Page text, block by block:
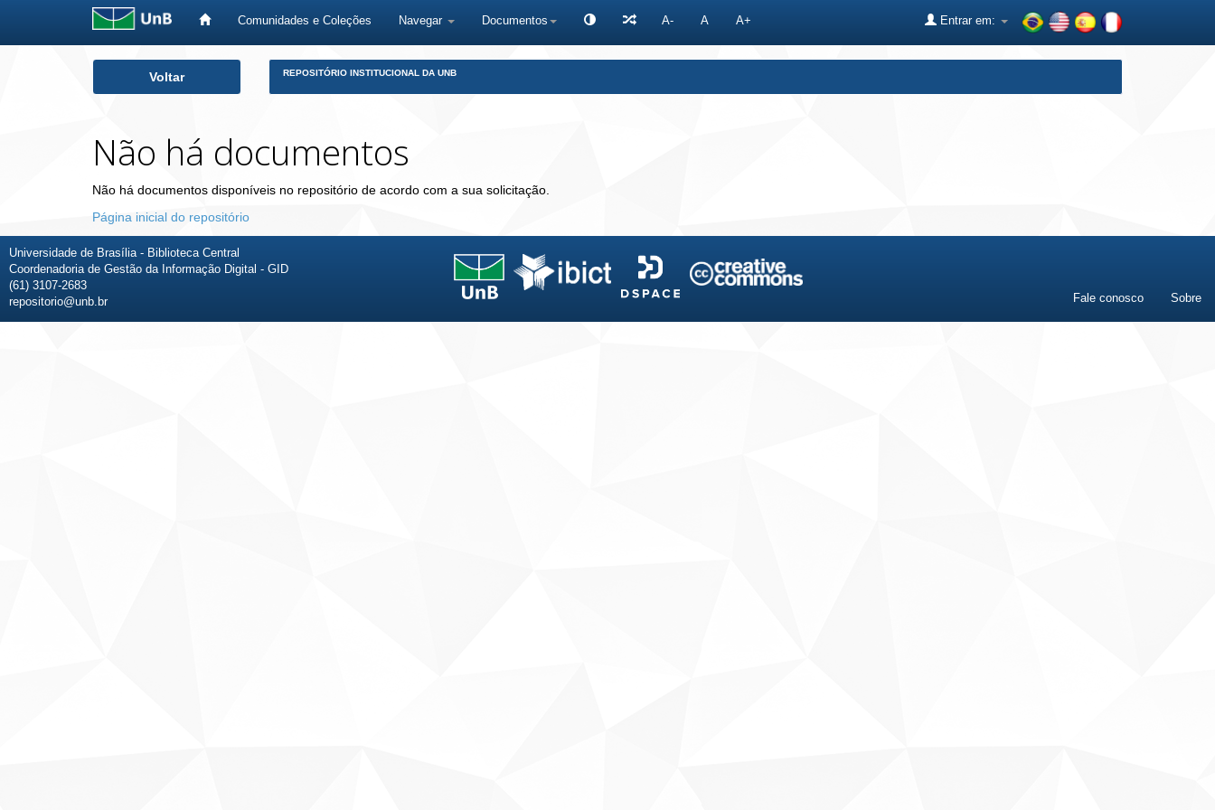
Comunidades e Coleções Navegar Documentos A- A A+ Entrar em:
Voltar REPOSITÓRIO INSTITUCIONAL DA UNB
Não há documentos
Não há documentos disponíveis no repositório de acordo com a sua solicitação.
Página inicial do repositório
Universidade de Brasília - Biblioteca Central
Coordenadoria de Gestão da Informação Digital - GID
(61) 3107-2683
repositorio@unb.br
Fale conosco Sobre